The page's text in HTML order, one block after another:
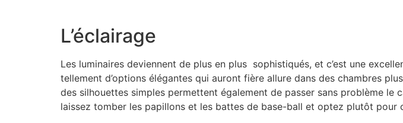
L’éclairage
Les luminaires deviennent de plus en plus sophistiqués, et c’est une
tellement d’options élégantes qui auront fière allure dans des chambres
des silhouettes simples permettent également de passer sans problème le
laissez tomber les papillons et les battes de base-ball et optez plutôt pour